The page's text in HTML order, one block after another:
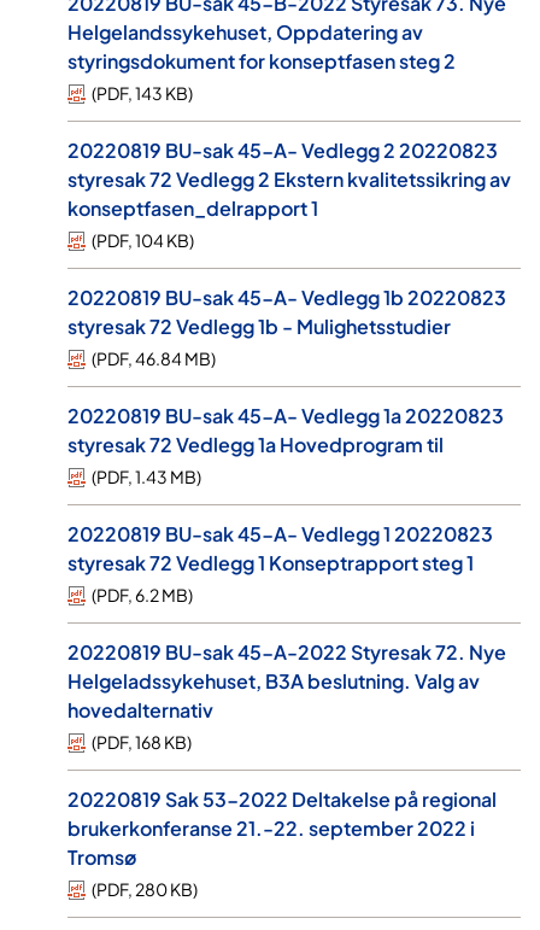
Helgelandssykehuset, Oppdatering av
styringsdokument for konseptfasen steg 2
(PDF,143 KB)
20220819 BU-sak 45-A- Vedlegg 2 20220823
styresak 72 Vedlegg 2 Ekstern kvalitetssikring av
konseptfasen_delrapport 1
(PDF,104 KB)
20220819 BU-sak 45-A- Vedlegg 1b 20220823
styresak 72 Vedlegg 1b - Mulighetsstudier
(PDF,46.84 MB)
20220819 BU-sak 45-A- Vedlegg 1a 20220823
styresak 72 Vedlegg 1a Hovedprogram til
(PDF,1.43 MB)
20220819 BU-sak 45-A- Vedlegg 1 20220823
styresak 72 Vedlegg 1 Konseptrapport steg 1
(PDF,6.2 MB)
20220819 BU-sak 45-A-2022 Styresak 72. Nye
Helgeladssykehuset, B3A beslutning. Valg av
hovedalternativ
(PDF,168 KB)
20220819 Sak 53-2022 Deltakelse på regional
brukerkonferanse 21.-22. september 2022 i
Tromsø
(PDF, 280 KB)